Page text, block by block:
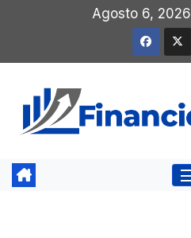
contenido
Agosto 6, 2026